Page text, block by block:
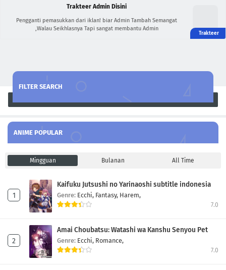
Trakteer Admin Disini
Pengganti pemasukkan dari iklan! biar Admin Tambah Semangat
,Walau Seikhlasnya Tapi sangat membantu Admin
FILTER SEARCH
ANIME POPULAR
Mingguan Bulanan All Time
Kaifuku Jutsushi no Yarinaoshi subtitle indonesia
Genre: Ecchi, Fantasy, Harem,
7.0
Amai Choubatsu: Watashi wa Kanshu Senyou Pet
Genre: Ecchi, Romance,
7.0